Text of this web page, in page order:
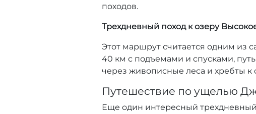
походов.
Трехдневный поход к озеру
Этот маршрут считается одним из
40 км с подъемами и спусками,
через живописные леса и хребты
Путешествие по ущелью
Еще один интересный